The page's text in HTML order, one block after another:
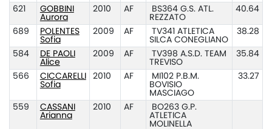
621
GOBBINI
Aurora
2010 AF
BS364 G.S. ATL.
REZZATO
40.64
689
POLENTES
Sofia
2009 AF
TV341 ATLETICA
SILCA CONEGLIANO
38.28
584
DE PAOLI
Alice
2009 AF
TV398 A.S.D. TEAM
TREVISO
35.84
566
CICCARELLI
Sofia
2010 AF
MI102 P.B.M.
BOVISIO
MASCIAGO
33.27
559
CASSANI
Arianna
2010 AF
BO263 G.P.
ATLETICA
MOLINELLA